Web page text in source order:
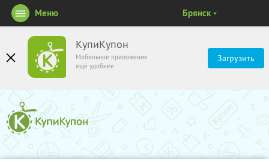
КупиКупон
Мобильное приложение
ещё удобнее
Загрузить
Меню Брянск